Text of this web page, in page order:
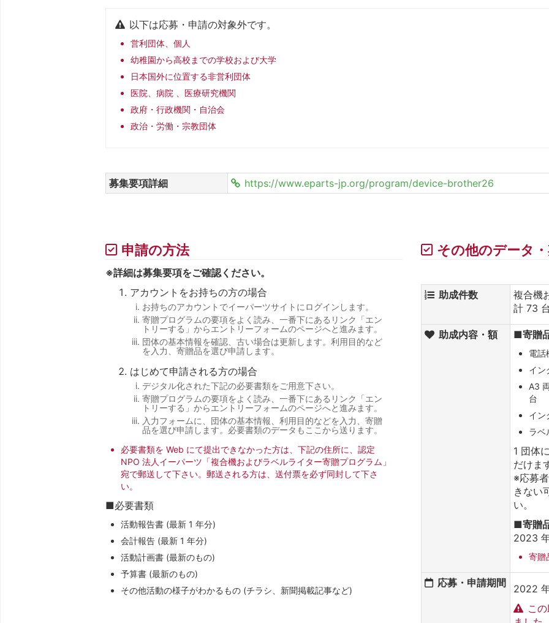
以下は応募・申請の対象外です。
営利団体、個人
幼稚園から高校までの学校および大学
日本国外に位置する非営利団体
医院、病院 、医療研究機関
政府・行政機関・自治会
政治・労働・宗教団体
募集要項詳細 https://www.eparts-jp.org/program/device-brother26
申請の方法
※詳細は募集要項をご確認ください。
アカウントをお持ちの方の場合
お持ちのアカウントでイーパーツサイトにログインします。
寄贈プログラムの要項をよく読み、一番下にあるリンク「エン
トリーする」からエントリーフォームのページへと進みます。
団体の基本情報を確認、古い場合は更新します。利用目的など
を入力、寄贈品を選び申請します。
はじめて申請される方の場合
デジタル化された下記の必要書類をご用意下さい。
寄贈プログラムの要項をよく読み、一番下にあるリンク「エン
トリーする」からエントリーフォームのページへと進みます。
入力フォームに、団体の基本情報、利用目的などを入力、寄贈
品を選び申請します。必要書類のデータもここから送ります。
必要書類を Web にて提出できなかった方は、下記の住所に、認定
NPO 法人イーパーツ「複合機およびラベルライター寄贈プログラム」
宛で郵送して下さい。郵送される方は、送付票を必ず同封して下さ
い。
■必要書類
活動報告書 (最新 1 年分)
会計報告 (最新 1 年分)
活動計画書 (最新のもの)
予算書 (最新のもの)
その他活動の様子がわかるもの (チラシ、新聞掲載記事など)
その他のデータ
助成件数
複合機
計 73
助成内容・額 ■寄贈
電話
イン
A3
台
イン
ラベ
1 団体
だけま
※応募
きない
い。
■寄贈
2023
寄贈
応募・申請期間
2022
こ